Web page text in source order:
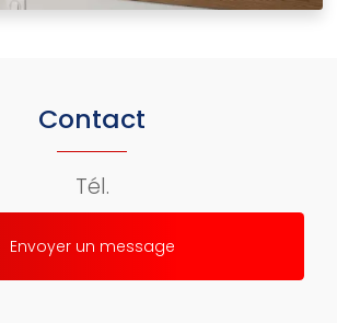
Contact
Tél.
Envoyer un message